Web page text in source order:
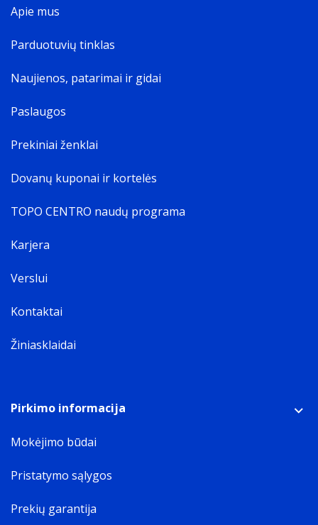
Keiskite jį pirmyn ir atgal.
„iPhone 16 Plus“ ir iki
įrašų atkūrimo „iPhone 16“.
Apie mus
Parduotuvių tinklas
Naujienos, patarimai ir gidai
Paslaugos
Prekiniai ženklai
Dovanų kuponai ir kortelės
TOPO CENTRO naudų programa
Karjera
Verslui
Kontaktai
Žiniasklaidai
Pirkimo informacija
Mokėjimo būdai
Pristatymo sąlygos
Prekių garantija